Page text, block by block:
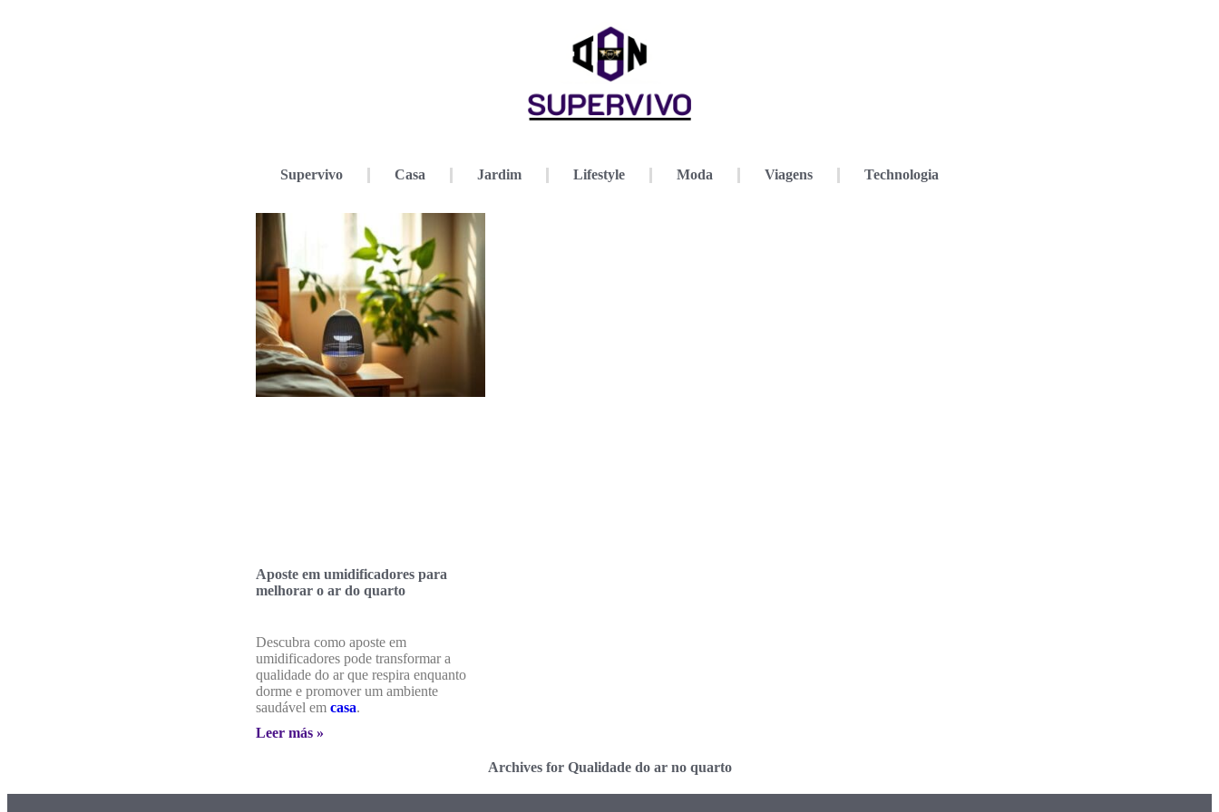
Supervivo Casa Jardim Lifestyle Moda Viagens Technologia
Aposte em umidificadores para
melhorar o ar do quarto
Descubra como aposte em
umidificadores pode transformar a
qualidade do ar que respira enquanto
dorme e promover um ambiente
saudável em casa.
Leer más »
Archives for Qualidade do ar no quarto